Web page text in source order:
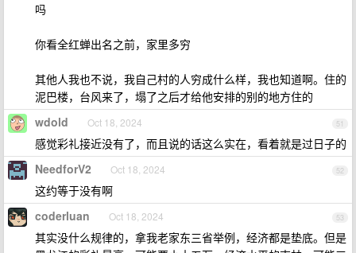
吗
你看全红蝉出名之前，家里多穷
其他人我也不说，我自己村的人穷成什么样，我也知道啊。住的
泥巴楼，台风来了，塌了之后才给他安排的别的地方住的
51
wdold Oct 18, 2024
感觉彩礼接近没有了，而且说的话这么实在，看着就是过日子的
52
NeedforV2 Oct 18, 2024
这约等于没有啊
53
coderluan Oct 18, 2024
其实没什么规律的，拿我老家东三省举例，经济都是垫底。但是